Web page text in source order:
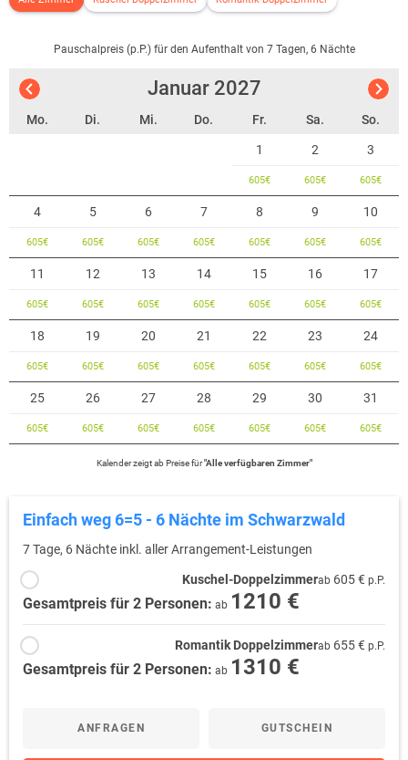
Pauschalpreis (p.P.) für den Aufenthalt von 7 Tagen, 6 Nächte
Januar 2027
Mo. Di. Mi. Do. Fr. Sa. So.
1
605€
2
605€
3
605€
4
605€
5
605€
6
605€
7
605€
8
605€
9
605€
10
605€
11
605€
12
605€
13
605€
14
605€
15
605€
16
605€
17
605€
18
605€
19
605€
20
605€
21
605€
22
605€
23
605€
24
605€
25
605€
26
605€
27
605€
28
605€
29
605€
30
605€
31
605€
Kalender zeigtab Preise für"Alle verfügbaren Zimmer"
Einfach weg 6=5 - 6 Nächte im Schwarzwald
7 Tage, 6 Nächte inkl. aller Arrangement-Leistungen
Kuschel-Doppelzimmerab 605 € p.P.
Gesamtpreis für 2 Personen: ab 1210 €
Romantik Doppelzimmerab 655 € p.P.
Gesamtpreis für 2 Personen: ab 1310 €
ANFRAGEN GUTSCHEIN